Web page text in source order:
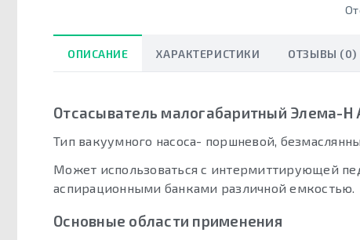
ОПИСАНИЕ ХАРАКТЕРИСТИКИ ОТЗЫВЫ (0)
Отсасыватель малогабаритный Элема-Н
Тип вакуумного насоса- поршневой,
Может использоваться с интермиттирующей
аспирационными банками различной емкостью.
Основные области применения